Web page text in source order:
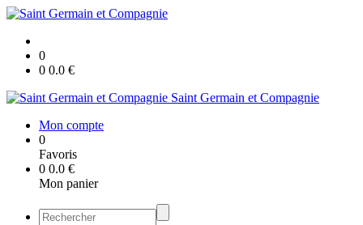
0
0 0.0 €
Saint Germain et Compagnie
Mon compte
0
Favoris
0 0.0 €
Mon panier